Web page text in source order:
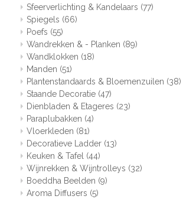
Sfeerverlichting & Kandelaars (77)
Spiegels (66)
Poefs (55)
Wandrekken & - Planken (89)
Wandklokken (18)
Manden (51)
Plantenstandaards & Bloemenzuilen (38)
Staande Decoratie (47)
Dienbladen & Etageres (23)
Paraplubakken (4)
Vloerkleden (81)
Decoratieve Ladder (13)
Keuken & Tafel (44)
Wijnrekken & Wijntrolleys (32)
Boeddha Beelden (9)
Aroma Diffusers (5)